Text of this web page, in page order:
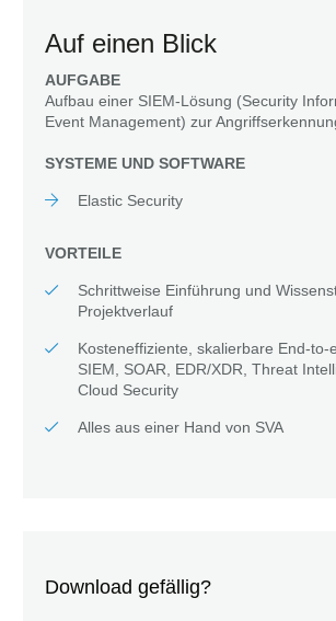
Auf einen Blick
AUFGABE
Aufbau einer SIEM-Lösung (Security
Event Management) zur
SYSTEME UND SOFTWARE
Elastic Security
VORTEILE
Schrittweise Einführung und
Projektverlauf
Kosteneffiziente, skalierbare End-to-
SIEM, SOAR, EDR/XDR, Threat
Cloud Security
Alles aus einer Hand von SVA
Download gefällig?